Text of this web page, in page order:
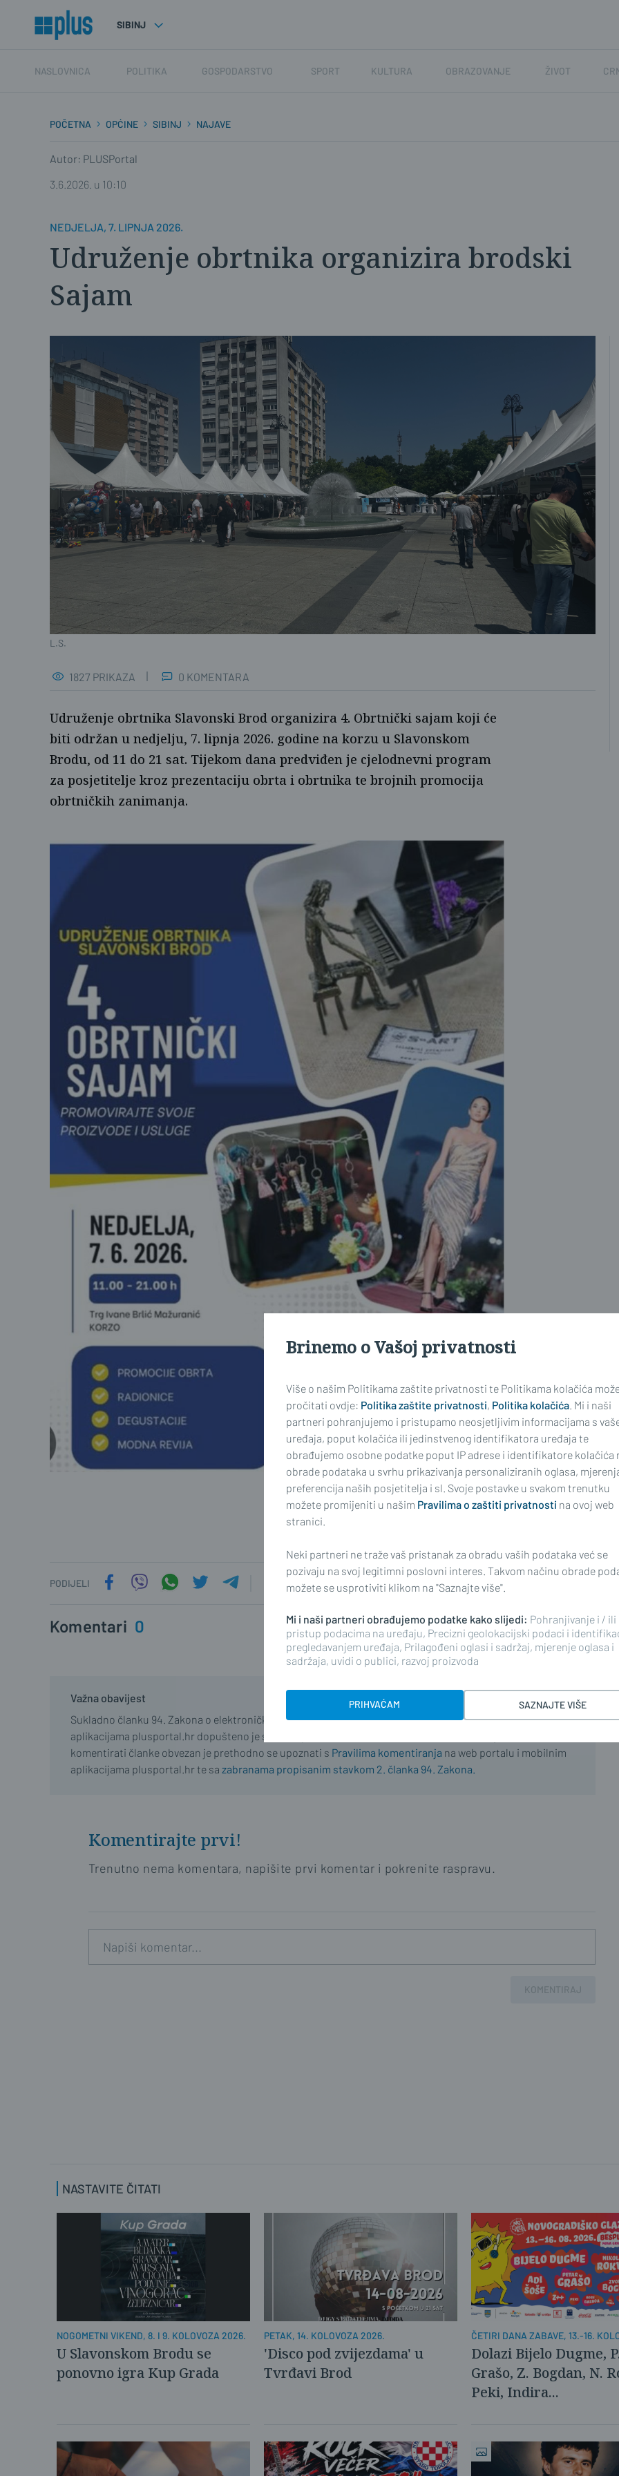
SIBINJ
NASLOVNICA POLITIKA GOSPODARSTVO SPORT KULTURA OBRAZOVANJE ŽIVOT
POČETNA OPĆINE SIBINJ NAJAVE
Autor: PLUSPortal
3.6.2026. u 10:10
NEDJELJA, 7. LIPNJA 2026.
Udruženje obrtnika organizira brodski
Sajam
L.S.
1827 PRIKAZA 0 KOMENTARA
Udruženje obrtnika Slavonski Brod organizira 4. Obrtnički sajam koji će
biti održan u nedjelju, 7. lipnja 2026. godine na korzu u Slavonskom
Brodu, od 11 do 21 sat. Tijekom dana predviđen je cjelodnevni program
za posjetitelje kroz prezentaciju obrta i obrtnika te brojnih promocija
obrtničkih zanimanja.
PODIJELI
Komentari 0 najnoviji
Važna obavijest
Sukladno članku 94. Zakona o elektroničkim medijima, komentiranje članaka na web portalu i mobilnim
aplikacijama plusportal.hr dopušteno je samo registriranim korisnicima. Svaki korisnik koji želi
komentirati članke obvezan je prethodno se upoznati s Pravilima komentiranja na web portalu i mobilnim
aplikacijama plusportal.hr te sa zabranama propisanim stavkom 2. članka 94. Zakona.
Komentirajte prvi!
Trenutno nema komentara, napišite prvi komentar i pokrenite raspravu.
KOMENTIRAJ
NASTAVITE ČITATI
NOGOMETNI VIKEND, 8. I 9. KOLOVOZA 2026.
U Slavonskom Brodu se
ponovno igra Kup Grada
PETAK, 14. KOLOVOZA 2026.
'Disco pod zvijezdama' u
Tvrđavi Brod
ČETIRI DANA ZABAVE, 13.-16.
Dolazi Bijelo Dugme,
Grašo, Z. Bogdan, N.
Peki, Indira...
Brinemo o Vašoj privatnosti
Više o našim Politikama zaštite privatnosti te Politikama kolačića
pročitati ovdje: Politika zaštite privatnosti, Politika kolačića . Mi i naši
partneri pohranjujemo i pristupamo neosjetljivim informacijama s
uređaja, poput kolačića ili jedinstvenog identifikatora uređaja te
obrađujemo osobne podatke poput IP adrese i identifikatore kolačića
obrade podataka u svrhu prikazivanja personaliziranih oglasa,
preferencija naših posjetitelja i sl. Svoje postavke u svakom trenutku
možete promijeniti u našim Pravilima o zaštiti privatnosti na ovoj web
stranici.
Neki partneri ne traže vaš pristanak za obradu vaših podataka već se
pozivaju na svoj legitimni poslovni interes. Takvom načinu obrade
možete se usprotiviti klikom na "Saznajte više".
Mi i naši partneri obrađujemo podatke kako slijedi: Pohranjivanje i / ili
pristup podacima na uređaju, Precizni geolokacijski podaci i
pregledavanjem uređaja, Prilagođeni oglasi i sadržaj, mjerenje oglasa i
sadržaja, uvidi o publici, razvoj proizvoda
PRIHVAĆAM SAZNAJTE VIŠE